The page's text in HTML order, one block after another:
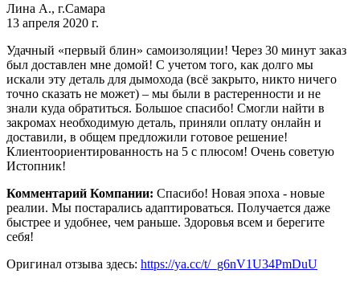
Лина А., г.Самара
13 апреля 2020 г.
Удачный «первый блин» самоизоляции! Через 30 минут заказ
был доставлен мне домой! С учетом того, как долго мы
искали эту деталь для дымохода (всё закрыто, никто ничего
точно сказать не может) – мы были в растеренности и не
знали куда обратиться. Большое спасибо! Смогли найти в
закромах необходимую деталь, приняли оплату онлайн и
доставили, в общем предложили готовое решение!
Клиентоориентированность на 5 с плюсом! Очень советую
Истопник!
Комментарий Компании: Спасибо! Новая эпоха - новые
реалии. Мы постарались адаптироваться. Получается даже
быстрее и удобнее, чем раньше. Здоровья всем и берегите
себя!
Оригинал отзыва здесь: https://ya.cc/t/_g6nV1U34PmDuU